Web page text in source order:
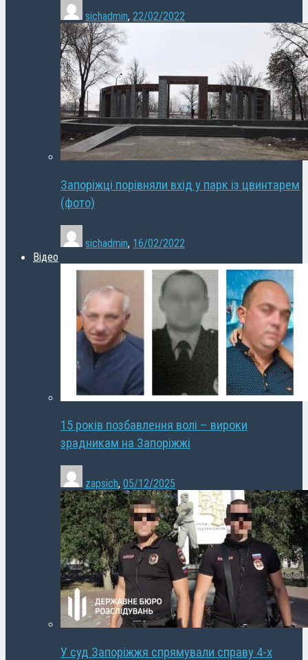
sichadmin, 22/02/2022
Запоріжці порівняли вхід у парк із цвинтарем
(фото)
sichadmin, 16/02/2022
Відео
15 років позбавлення волі – вироки
зрадникам на Запоріжжі
zapsich, 05/12/2025
У суд Запоріжжя спрямували справу 4-х